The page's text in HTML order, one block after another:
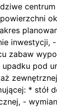
zabaw
pod
* stół
-